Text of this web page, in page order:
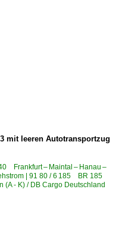
mit leeren Autotransportzug
Frankfurt – Maintal – Hanau –
| 91 80 / 6 185 BR 185
(A - K) / DB Cargo Deutschland